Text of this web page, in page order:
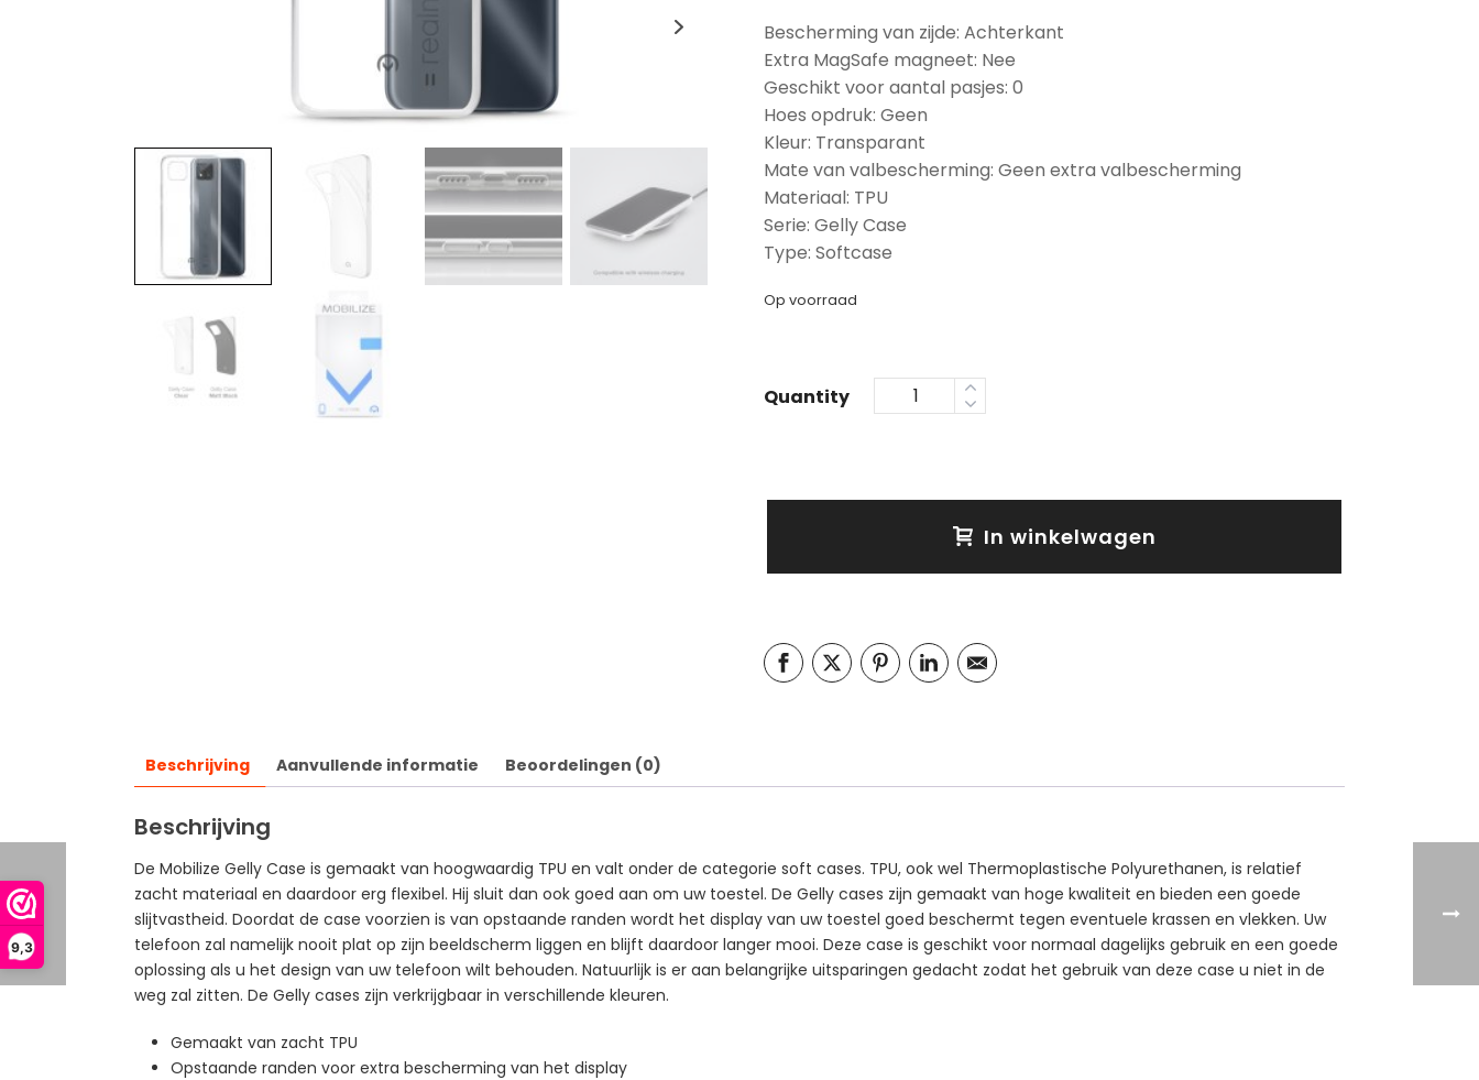
9,3
Bescherming van zijde: Achterkant
Extra MagSafe magneet: Nee
Geschikt voor aantal pasjes: 0
Hoes opdruk: Geen
Kleur: Transparant
Mate van valbescherming: Geen extra valbescherming
Materiaal: TPU
Serie: Gelly Case
Type: Softcase
Op voorraad
Quantity
In winkelwagen
Beschrijving Aanvullende informatie Beoordelingen (0)
Beschrijving
De Mobilize Gelly Case is gemaakt van hoogwaardig TPU en valt onder de categorie soft cases. TPU, ook wel Thermoplastische Polyurethanen, is relatief
zacht materiaal en daardoor erg flexibel. Hij sluit dan ook goed aan om uw toestel. De Gelly cases zijn gemaakt van hoge kwaliteit en bieden een goede
slijtvastheid. Doordat de case voorzien is van opstaande randen wordt het display van uw toestel goed beschermt tegen eventuele krassen en vlekken. Uw
telefoon zal namelijk nooit plat op zijn beeldscherm liggen en blijft daardoor langer mooi. Deze case is geschikt voor normaal dagelijks gebruik en een goede
oplossing als u het design van uw telefoon wilt behouden. Natuurlijk is er aan belangrijke uitsparingen gedacht zodat het gebruik van deze case u niet in de
weg zal zitten. De Gelly cases zijn verkrijgbaar in verschillende kleuren.
Gemaakt van zacht TPU
Opstaande randen voor extra bescherming van het display